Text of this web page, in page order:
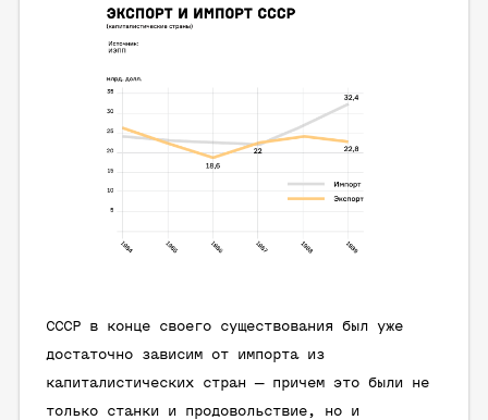
СССР в конце своего существования был уже
достаточно зависим от импорта из
капиталистических стран — причем это были не
только станки и продовольствие, но и